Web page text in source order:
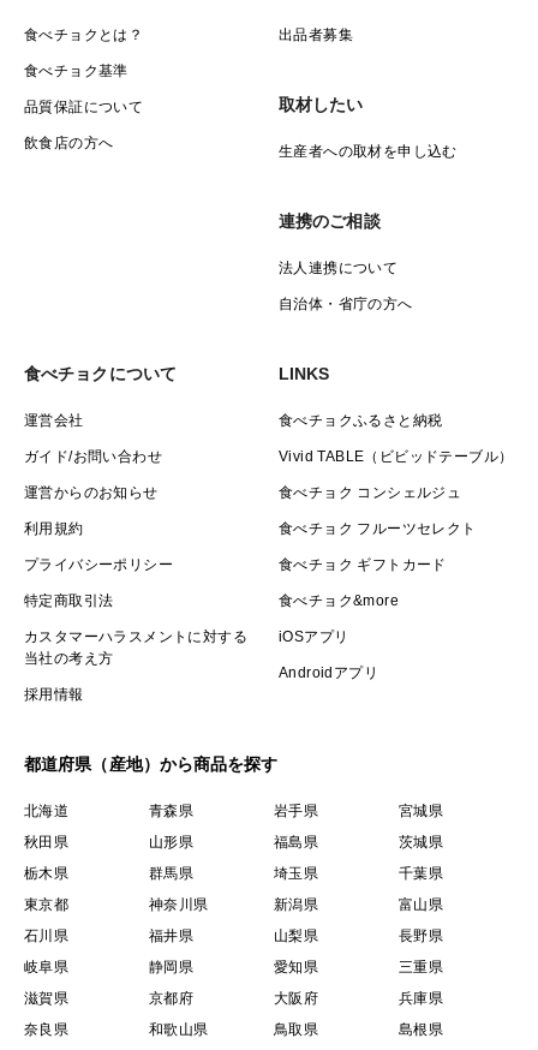
食べチョクとは？
食べチョク基準
品質保証について
飲食店の方へ
出品者募集
取材したい
生産者への取材を申し込む
連携のご相談
法人連携について
自治体・省庁の方へ
食べチョクについて
運営会社
ガイド/お問い合わせ
運営からのお知らせ
利用規約
プライバシーポリシー
特定商取引法
カスタマーハラスメントに対する
当社の考え方
採用情報
LINKS
食べチョクふるさと納税
Vivid TABLE（ビビッドテーブル）
食べチョク コンシェルジュ
食べチョク フルーツセレクト
食べチョク ギフトカード
食べチョク&more
iOSアプリ
Androidアプリ
都道府県（産地）から商品を探す
北海道 青森県 岩手県
宮城県
秋田県
山形県 福島県
茨城県
栃木県
群馬県 埼玉県
千葉県
東京都
神奈川県 新潟県
富山県
石川県
福井県 山梨県
長野県
岐阜県
静岡県 愛知県
三重県
滋賀県
京都府 大阪府
兵庫県
奈良県
和歌山県 鳥取県 島根県